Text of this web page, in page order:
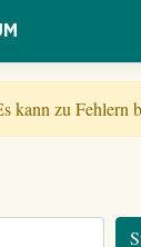
kann zu